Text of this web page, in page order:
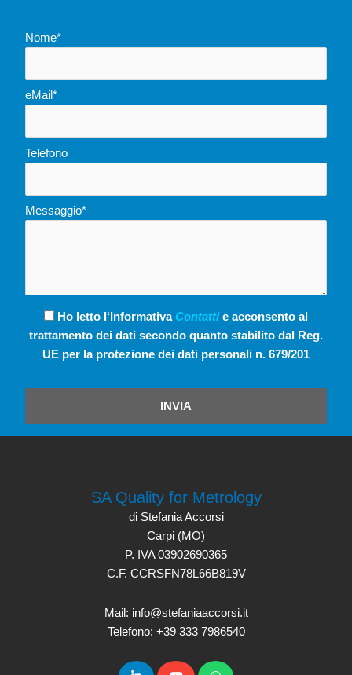
Nome*
eMail*
Telefono
Messaggio*
Ho letto l‘Informativa Contattie acconsento al
trattamento dei dati secondo quanto stabilito dal Reg.
UE per la protezione dei dati personali n. 679/201
INVIA
SA Quality for Metrology
di Stefania Accorsi
Carpi (MO)
P. IVA 03902690365
C.F. CCRSFN78L66B819V
Mail: info@stefaniaaccorsi.it
Telefono: +39 333 7986540